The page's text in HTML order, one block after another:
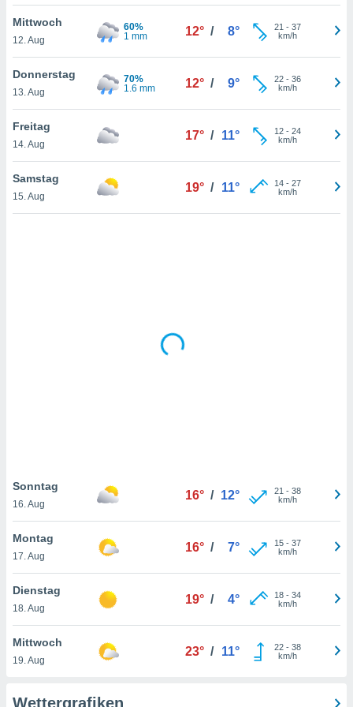
der
weiterhin
nicht
von
und
auf
klicken.
Mittwoch
12. Aug
60%
1 mm
12° / 8° 21 - 37
km/h
Donnerstag
13. Aug
70%
1.6 mm
12° / 9° 22- 36
km/h
Freitag
14. Aug
17° / 11° 12- 24
km/h
Samstag
15. Aug
19° / 11° 14- 27
km/h
Sonntag
16. Aug
16° / 12° 21 - 38
km/h
Montag
17. Aug
16° / 7° 15- 37
km/h
Dienstag
18. Aug
19° / 4° 18- 34
km/h
Mittwoch
19. Aug
23° / 11° 22- 38
km/h
Wettergrafiken